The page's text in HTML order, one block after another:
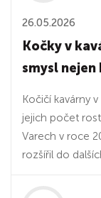
26.05.2026
Kočky v
smysl
Kočičí kavárny
jejich počet
Varech v roce
rozšířil do